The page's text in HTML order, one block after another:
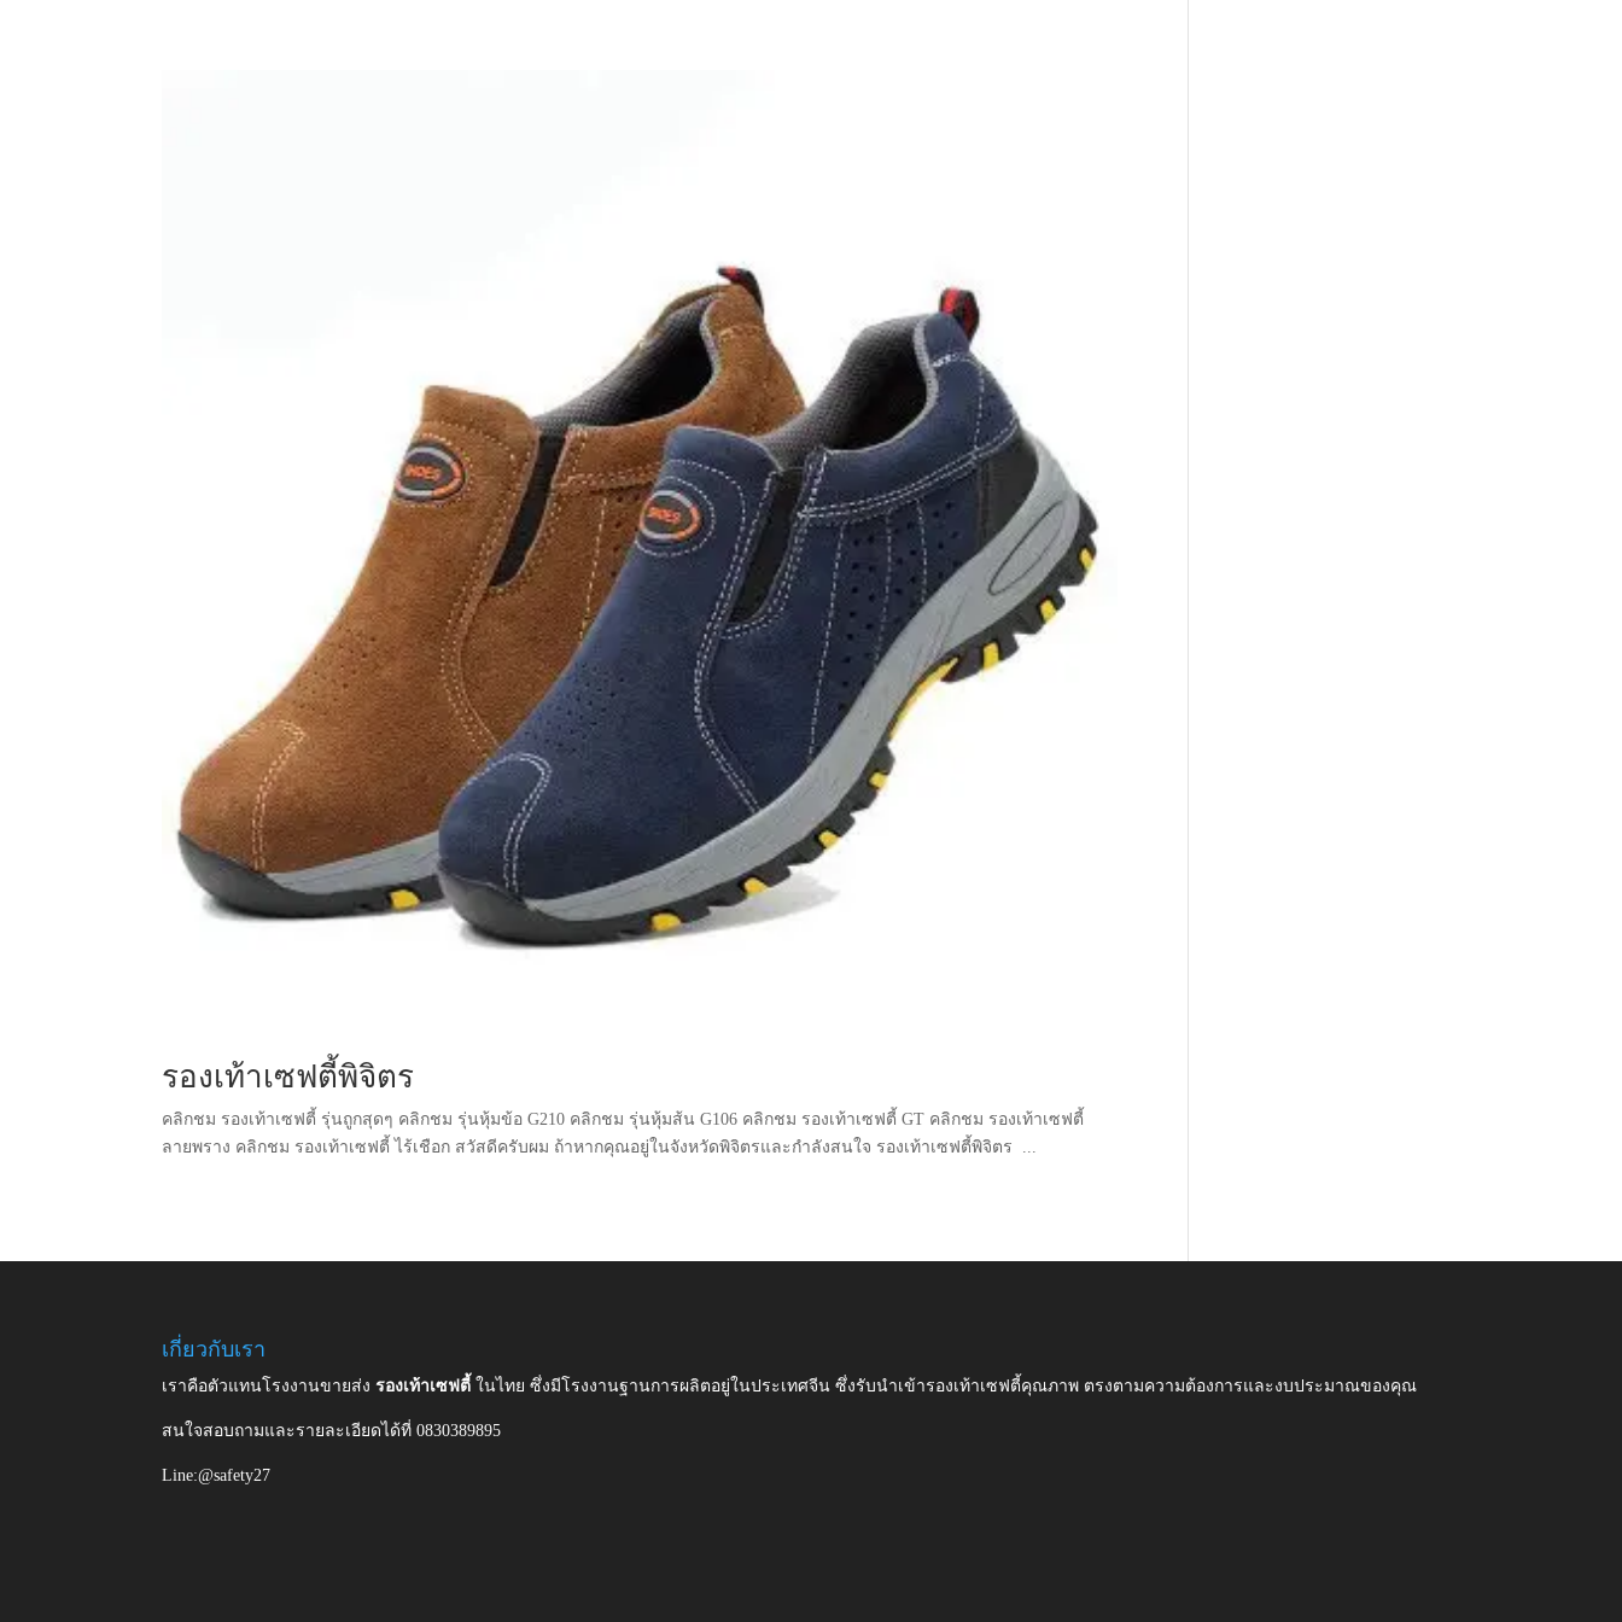
รองเท้าเซฟตี้พิจิตร
คลิกชม รองเท้าเซฟตี้ รุ่นถูกสุดๆ คลิกชม รุ่นหุ้มข้อ G210 คลิกชม รุ่นหุ้มส้น G106 คลิกชม รองเท้าเซฟตี้ GT คลิกชม รองเท้าเซฟตี้
ลายพราง คลิกชม รองเท้าเซฟตี้ ไร้เชือก สวัสดีครับผม ถ้าหากคุณอยู่ในจังหวัดพิจิตรและกำลังสนใจ รองเท้าเซฟตี้พิจิตร ...
เกี่ยวกับเรา
เราคือตัวแทนโรงงานขายส่งรองเท้าเซฟตี้ในไทย ซึ่งมีโรงงานฐานการผลิตอยู่ในประเทศจีน ซึ่งรับนำเข้ารองเท้าเซฟตี้คุณภาพ ตรงตามความต้องการและงบประมาณของคุณ
สนใจสอบถามและรายละเอียดได้ที่ 0830389895
Line:@safety27